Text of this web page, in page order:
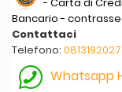
Bancario -
Contattaci
Telefono: 0813192027
Whatsapp